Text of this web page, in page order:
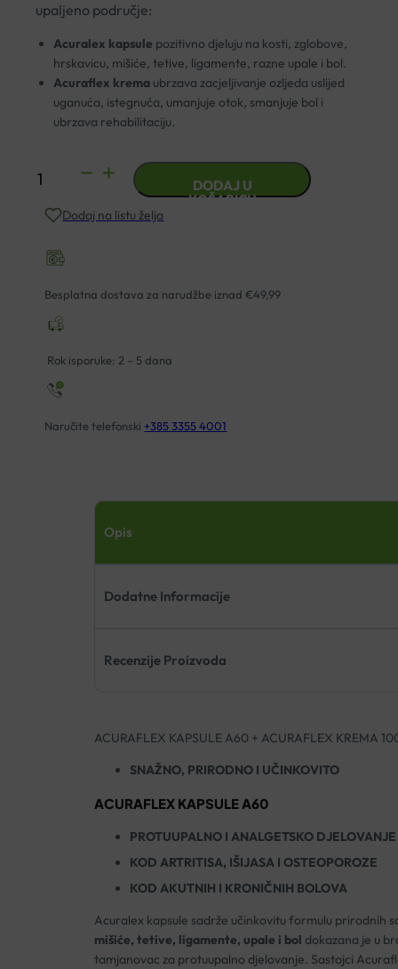
upaljeno područje:
Acuralex kapsule pozitivno djeluju na kosti, zglobove,
hrskavicu, mišiće, tetive, ligamente, razne upale i bol.
Acuraflex krema ubrzava zacjeljivanje ozljeda uslijed
uganuća, istegnuća, umanjuje otok, smanjuje bol i
ubrzava rehabilitaciju.
ACURAFLEX
A60
ACURAFLEX
KREMA
NUTRILAGO
količina
DODAJ U
KOŠARICU
Dodaj na listu želja
Besplatna dostava za narudžbe iznad €49,99
Rok isporuke: 2 – 5 dana
Naručite telefonski +385 3355 4001
Opis
Dodatne Informacije
Recenzije Proizvoda
ACURAFLEX KAPSULE A60 + ACURAFLEX KREMA
SNAŽNO, PRIRODNO I UČINKOVITO
ACURAFLEX KAPSULE A60
PROTUUPALNO I ANALGETSKO DJELOVANJE
KOD ARTRITISA, IŠIJASA I OSTEOPOROZE
KOD AKUTNIH I KRONIČNIH BOLOVA
Acuralex kapsule sadrže učinkovitu formulu prirodnih
mišiće, tetive, ligamente, upale i bol dokazana je u
tamjanovac za protuupalno djelovanje. Sastojci